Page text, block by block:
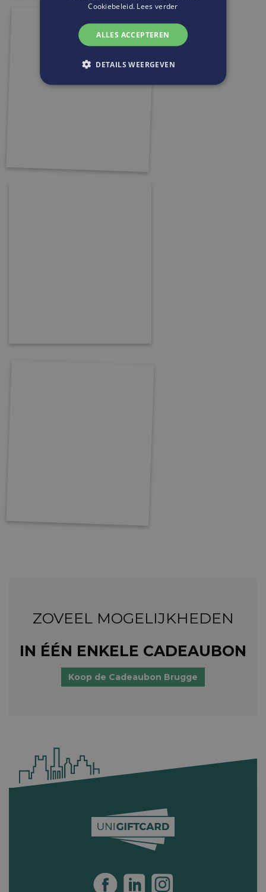
ZOVEEL MOGELIJKHEDEN
IN ÉÉN ENKELE CADEAUBON
Koop de Cadeaubon Brugge
Cookiebeleid. Lees verder
ALLES ACCEPTEREN
DETAILS WEERGEVEN